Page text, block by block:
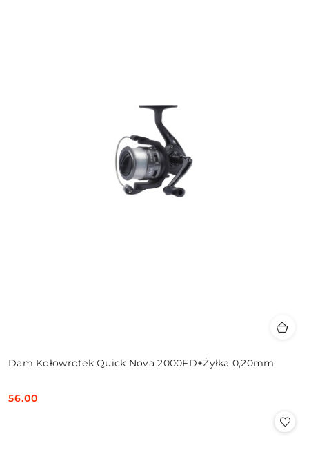
Dam Kołowrotek Quick Nova 2000FD+Żyłka 0,20mm
Cena:
56.00